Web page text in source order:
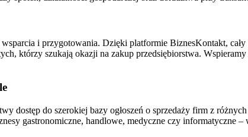
i przygotowania. Dzięki platformie BiznesKontakt,
którzy szukają okazji na zakup przedsiębiorstwa.
dostęp do szerokiej bazy ogłoszeń o sprzedaży firm z
gastronomiczne, handlowe, medyczne czy informatyczne